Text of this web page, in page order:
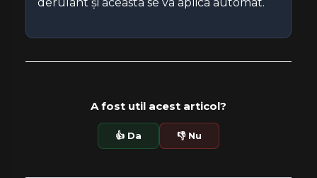
A fost util acest articol?
👍 Da 👎 Nu